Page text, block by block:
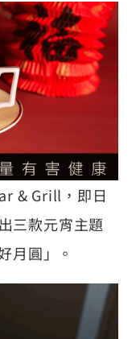
& Grill，即日
三款元宵主題
月圓」。